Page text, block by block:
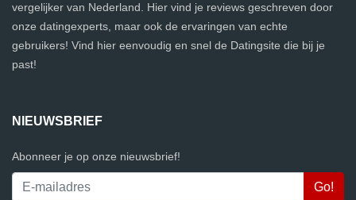
vergelijker van Nederland. Hier vind je reviews geschreven door
onze datingexperts, maar ook de ervaringen van echte
gebruikers! Vind hier eenvoudig en snel de Datingsite die bij je
past!
NIEUWSBRIEF
Abonneer je op onze nieuwsbrief!